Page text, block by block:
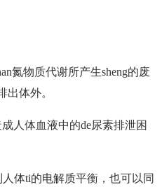
氮物质代谢所产生sheng的废
出体外。
人体血液中的de尿素排泄困
体ti的电解质平衡，也可以同